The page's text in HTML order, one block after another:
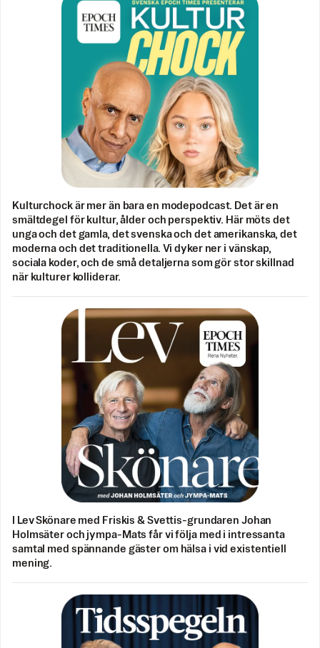
Kulturchock är mer än bara en modepodcast. Det är en
smältdegel för kultur, ålder och perspektiv. Här möts det
unga och det gamla, det svenska och det amerikanska, det
moderna och det traditionella. Vi dyker ner i vänskap,
sociala koder, och de små detaljerna som gör stor skillnad
när kulturer kolliderar.
I Lev Skönare med Friskis & Svettis-grundaren Johan
Holmsäter och jympa-Mats får vi följa med i intressanta
samtal med spännande gäster om hälsa i vid existentiell
mening.